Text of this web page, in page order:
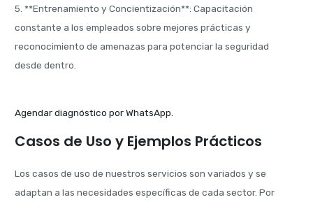
5. **Entrenamiento y Concientización**: Capacitación
constante a los empleados sobre mejores prácticas y
reconocimiento de amenazas para potenciar la seguridad
desde dentro.
Agendar diagnóstico por WhatsApp.
Casos de Uso y Ejemplos Prácticos
Los casos de uso de nuestros servicios son variados y se
adaptan a las necesidades específicas de cada sector. Por